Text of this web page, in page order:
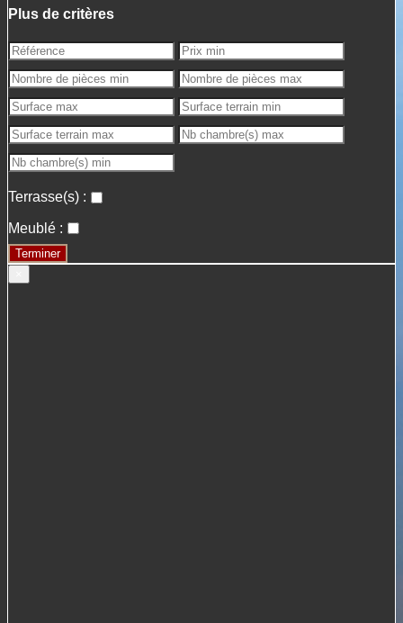
Plus de critères
Terrasse(s) :
Meublé :
Terminer